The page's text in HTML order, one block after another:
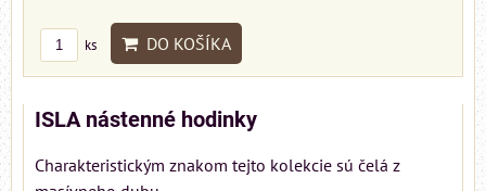
ks DO KOŠÍKA
ISLA nástenné hodinky
Charakteristickým znakom tejto kolekcie sú čelá z